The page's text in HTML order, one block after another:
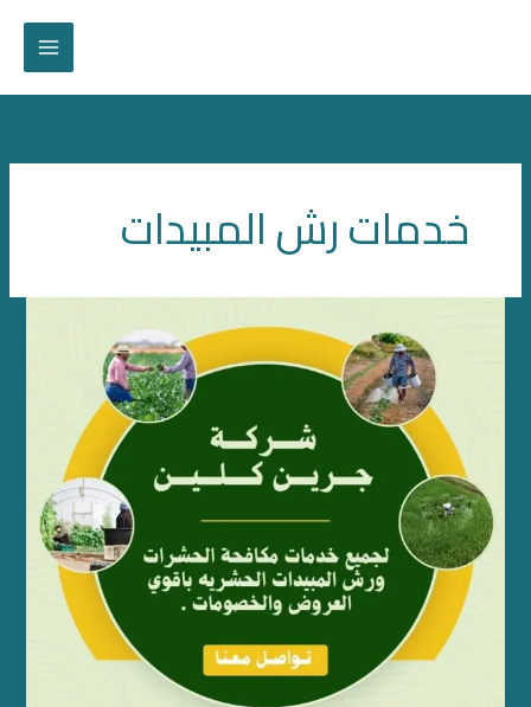
خدمات رش المبيدات
رش
القيوين